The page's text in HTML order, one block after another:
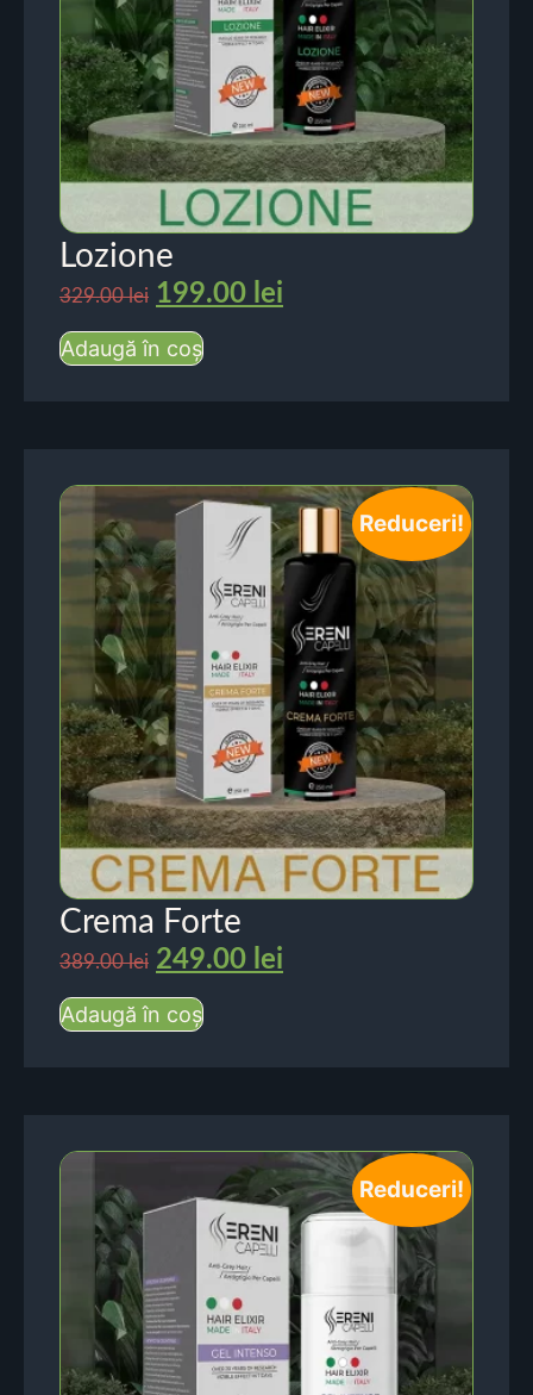
Lozione
329.00lei 199.00 lei
Adaugă în coș
Reduceri!
Crema Forte
389.00lei 249.00 lei
Adaugă în coș
Reduceri!